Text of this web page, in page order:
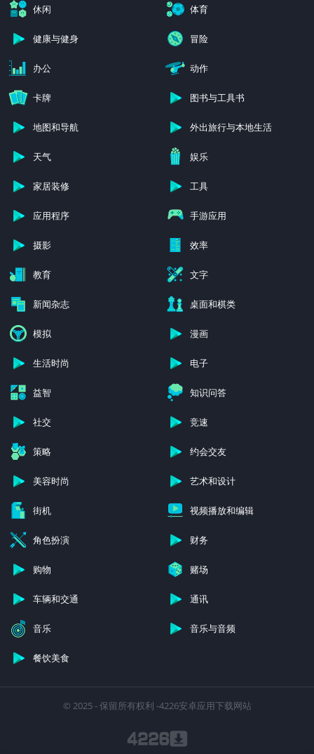
休闲 体育
健康与健身 冒险
办公 动作
卡牌 图书与工具书
地图和导航 外出旅行与本地生活
天气 娱乐
家居装修 工具
应用程序 手游应用
摄影 效率
教育 文字
新闻杂志 桌面和棋类
模拟 漫画
生活时尚 电子
益智 知识问答
社交 竞速
策略 约会交友
美容时尚 艺术和设计
街机 视频播放和编辑
角色扮演 财务
购物 赌场
车辆和交通 通讯
音乐 音乐与音频
餐饮美食
© 2025 - 保留所有权利 -4226安卓应用下载网站